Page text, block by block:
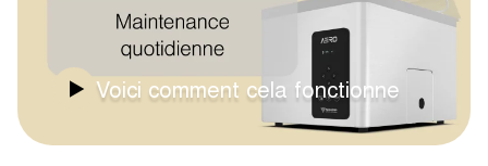
Voici comment cela fonctionne